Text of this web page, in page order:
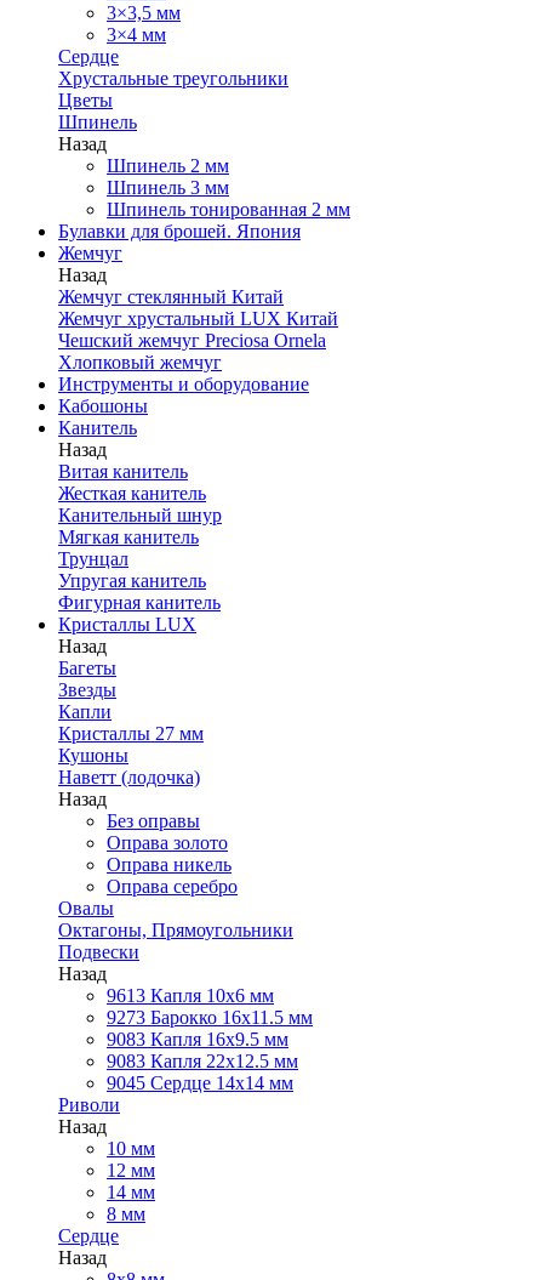
3×3,5 мм
3×4 мм
Сердце
Хрустальные треугольники
Цветы
Шпинель
Назад
Шпинель 2 мм
Шпинель 3 мм
Шпинель тонированная 2 мм
Булавки для брошей. Япония
Жемчуг
Назад
Жемчуг стеклянный Китай
Жемчуг хрустальный LUX Китай
Чешский жемчуг Preciosa Ornela
Хлопковый жемчуг
Инструменты и оборудование
Кабошоны
Канитель
Назад
Витая канитель
Жесткая канитель
Канительный шнур
Мягкая канитель
Трунцал
Упругая канитель
Фигурная канитель
Кристаллы LUX
Назад
Багеты
Звезды
Капли
Кристаллы 27 мм
Кушоны
Наветт (лодочка)
Назад
Без оправы
Оправа золото
Оправа никель
Оправа серебро
Овалы
Октагоны, Прямоугольники
Подвески
Назад
9613 Капля 10х6 мм
9273 Барокко 16x11.5 мм
9083 Капля 16x9.5 мм
9083 Капля 22x12.5 мм
9045 Сердце 14х14 мм
Риволи
Назад
10 мм
12 мм
14 мм
8 мм
Сердце
Назад